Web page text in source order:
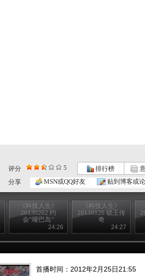
评分 5 排行榜
分享
MSN或QQ好友 贴到博客或
《科技人生》
20130202 约
会“哑巴岛”
24:26
《科技人生》
20130126 锁王传
奇
24:27
首播时间：2012年2月25日21:55